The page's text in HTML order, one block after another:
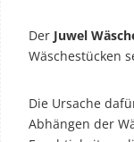
Der Juwel
Wäschestücken
Die Ursache
Abhängen der